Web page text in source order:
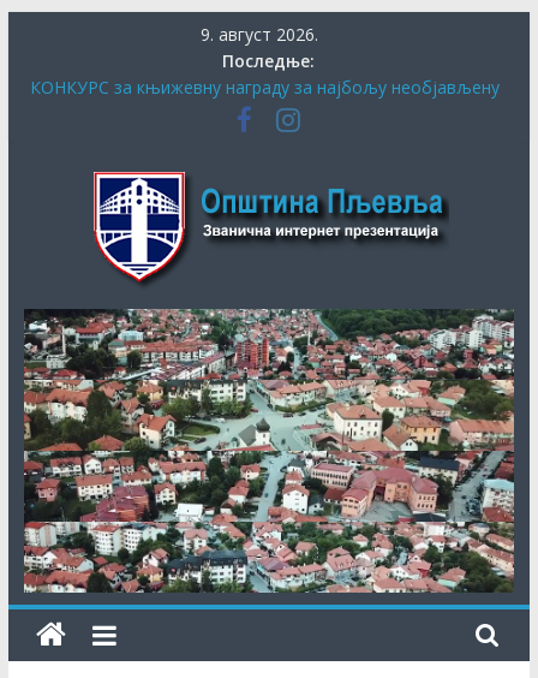
цонтент
9. август 2026.
Последње:
КОНКУРС за књижевну награду за најбољу необјављену
књигу и за најбољу необјављену пјесму о завичају
ПЉЕВАЉСКИ ФЕСТИВАЛ КЊИГЕ
СЕКРЕТАРИЈАТ ЗА КУЛТУРУ, СОЦИЈАЛНА И ДРУГА
ПИТАЊА ОБЕЗБИЈЕДИО ДОДАТНА СРЕДСТВА ЗА
ЈУБИЛАРНУ МАНИФЕСТАЦИЈУ „40. ДАНИ ХУМОРА И
САТИРЕ ВУКО БЕЗАРЕВИЋ“
ДАНАС ПОЧИЊЕ ПРИЈАВА ЗА СУБВЕНЦИЈЕ ЗА НАБАВКУ
ОБАВЈЕШТЕЊЕ О продужењу рока за додјелу подршке
кроз мјеру “Програм прераде пољопривредних производа
“ за 2026.годину
Општина
Пљевља